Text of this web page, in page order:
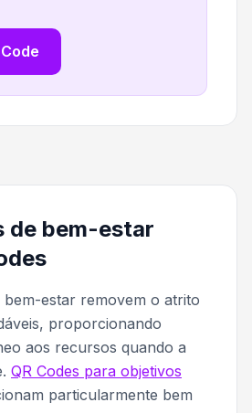
de bem-estar
bem-estar removem o atrito
proporcionando
aos recursos quando a
QR Codes para objetivos
particularmente bem